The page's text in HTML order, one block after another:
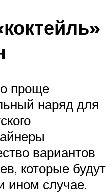
проще
наряд для
вариантов
которые будут
ином случае.